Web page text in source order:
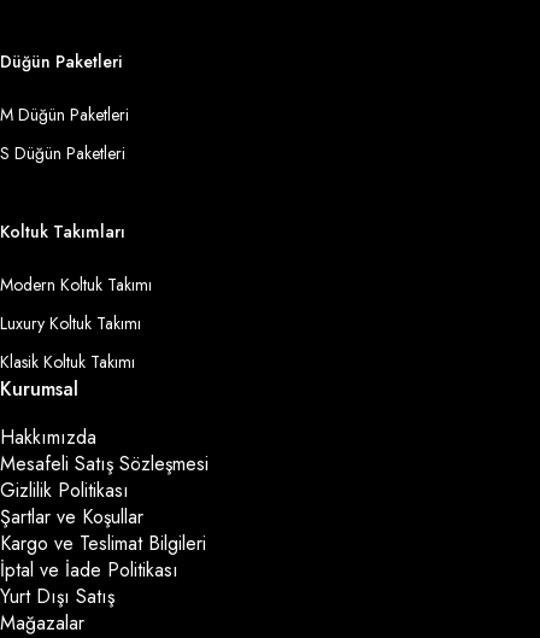
Düğün Paketleri
M Düğün Paketleri
S Düğün Paketleri
Koltuk Takımları
Modern Koltuk Takımı
Luxury Koltuk Takımı
Klasik Koltuk Takımı
Kurumsal
Hakkımızda
Mesafeli Satış Sözleşmesi
Gizlilik Politikası
Şartlar ve Koşullar
Kargo ve Teslimat Bilgileri
İptal ve İade Politikası
Yurt Dışı Satış
Mağazalar